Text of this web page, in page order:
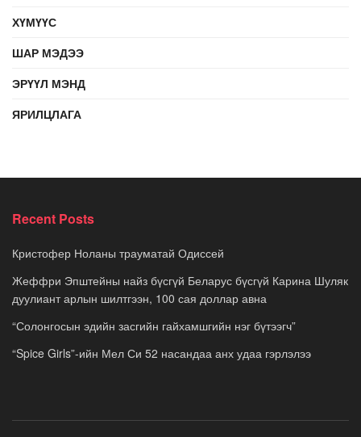
ХҮМҮҮС
ШАР МЭДЭЭ
ЭРҮҮЛ МЭНД
ЯРИЛЦЛАГА
Recent Posts
Кристофер Ноланы трауматай Одиссей
Жеффри Эпштейны найз бүсгүй Беларус бүсгүй Карина Шуляк
дуулиант арлын шилтгээн, 100 сая доллар авна
“Солонгосын эдийн засгийн гайхамшгийн нэг бүтээгч”
“Spice Girls”-ийн Мел Си 52 насандаа анх удаа гэрлэлээ